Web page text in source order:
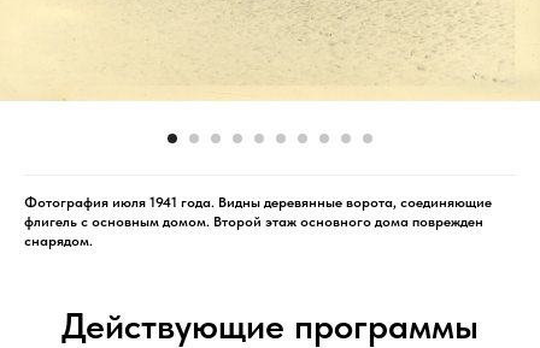
Фотография июля 1941 года. Видны деревянные ворота, соединяющие
флигель с основным домом. Второй этаж основного дома поврежден
снарядом.
Действующие программы